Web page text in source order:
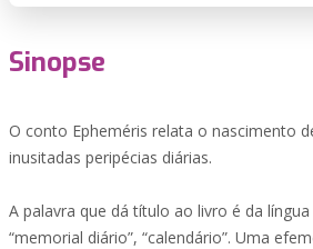
Sinopse
O conto Epheméris relata o nascimento
inusitadas peripécias diárias.
A palavra que dá título ao livro é da
“memorial diário”, “calendário”. Uma